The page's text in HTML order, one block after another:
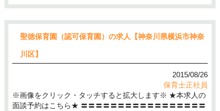
聖徳保育園（認可保育園）の求人【神奈川県横浜市神奈
川区】
2015/08/26
保育士正社員
※画像をクリック・タッチすると拡大します※ ★本求人の
面談予約はこちら★ 〓〓〓〓〓〓〓〓〓〓〓〓〓〓〓〓〓